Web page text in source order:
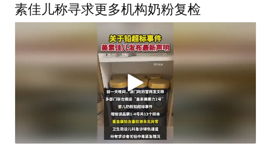
素佳儿称寻求更多机构奶粉复检